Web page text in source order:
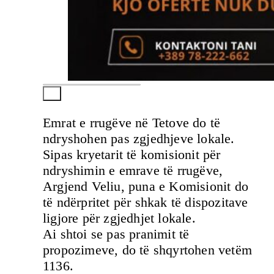
Emrat e rrugëve në Tetove do të
ndryshohen pas zgjedhjeve lokale.
Sipas kryetarit të komisionit për
ndryshimin e emrave të rrugëve,
Argjend Veliu, puna e Komisionit do
të ndërpritet për shkak të dispozitave
ligjore për zgjedhjet lokale.
Ai shtoi se pas pranimit të
propozimeve, do të shqyrtohen vetëm
1136.